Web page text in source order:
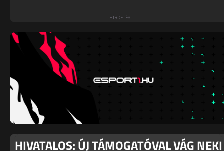
HIVATALOS: ÚJ TÁMOGATÓVAL VÁG NEKI